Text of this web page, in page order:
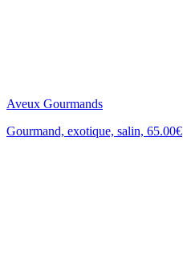
Aveux Gourmands
Gourmand, exotique, salin, 65.00€